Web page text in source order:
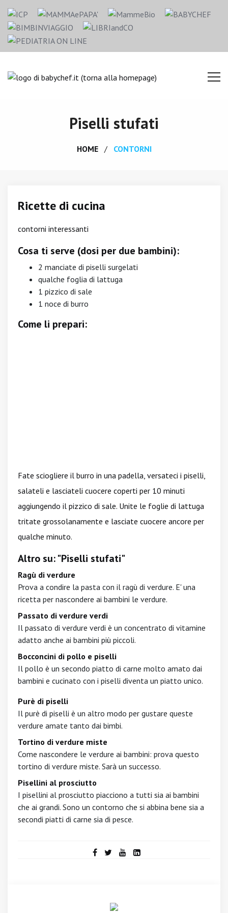
Piselli stufati
HOME CONTORNI
Ricette di cucina
contorni interessanti
Cosa ti serve (dosi per due bambini):
2 manciate di piselli surgelati
qualche foglia di lattuga
1 pizzico di sale
1 noce di burro
Come li prepari:
Fate sciogliere il burro in una padella, versateci i piselli,
salateli e lasciateli cuocere coperti per 10 minuti
aggiungendo il pizzico di sale. Unite le foglie di lattuga
tritate grossolanamente e lasciate cuocere ancore per
qualche minuto.
Altro su: "Piselli stufati"
Ragù di verdure
Prova a condire la pasta con il ragù di verdure. E' una
ricetta per nascondere ai bambini le verdure.
Passato di verdure verdi
Il passato di verdure verdi è un concentrato di vitamine
adatto anche ai bambini più piccoli.
Bocconcini di pollo e piselli
Il pollo è un secondo piatto di carne molto amato dai
bambini e cucinato con i piselli diventa un piatto unico.
Purè di piselli
Il purè di piselli è un altro modo per gustare queste
verdure amate tanto dai bimbi.
Tortino di verdure miste
Come nascondere le verdure ai bambini: prova questo
tortino di verdure miste. Sarà un successo.
Pisellini al prosciutto
I pisellini al prosciutto piacciono a tutti sia ai bambini
che ai grandi. Sono un contorno che si abbina bene sia a
secondi piatti di carne sia di pesce.